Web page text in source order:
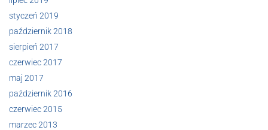
styczeń 2019
październik 2018
sierpień 2017
czerwiec 2017
maj 2017
październik 2016
czerwiec 2015
marzec 2013